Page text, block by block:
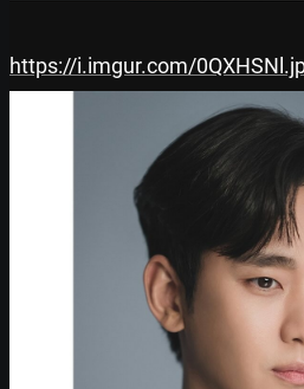
https://i.imgur.com/